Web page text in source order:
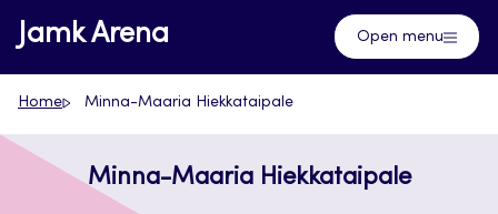
Skip
to
content
Jamk Arena Open menu
Home Minna-Maaria Hiekkataipale
Minna-Maaria Hiekkataipale